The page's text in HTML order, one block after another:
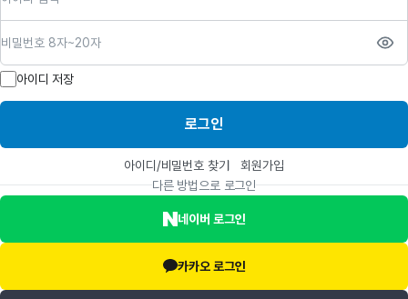
아이디 저장
로그인
아이디/비밀번호 찾기
회원가입
다른 방법으로 로그인
네이버 로그인
카카오 로그인